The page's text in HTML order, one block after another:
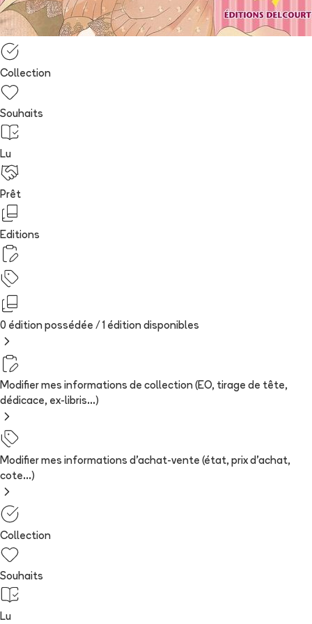
Collection
Souhaits
Lu
Prêt
Editions
0 édition possédée / 1 édition disponibles
Modifier mes informations de collection (EO, tirage de tête,
dédicace, ex-libris...)
Modifier mes informations d'achat-vente (état, prix d'achat,
cote...)
Collection
Souhaits
Lu